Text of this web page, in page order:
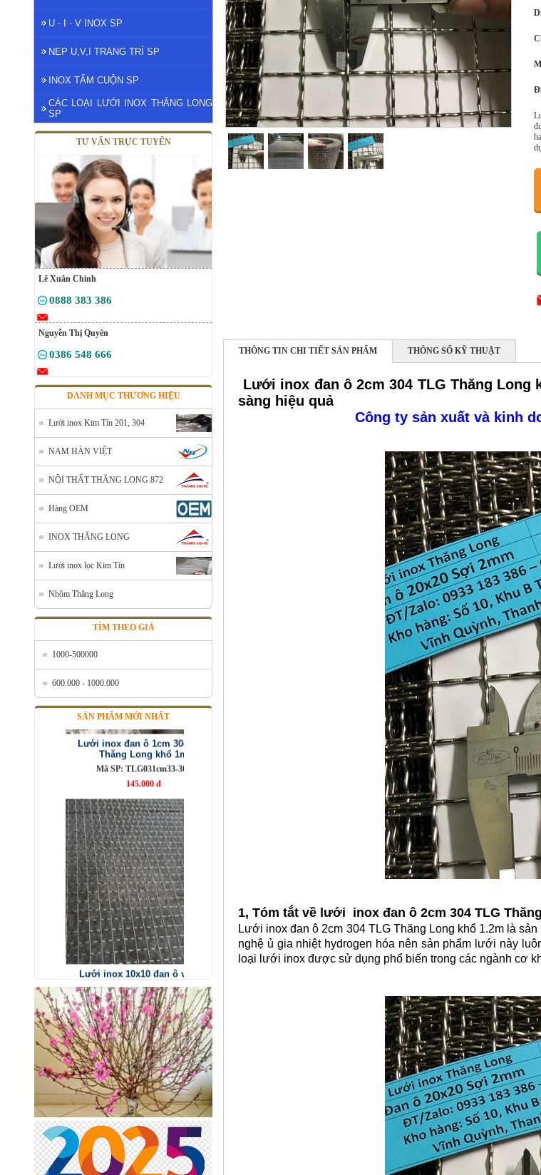
U - I - V INOX SP
NẸP U,V,I TRANG TRÍ SP
INOX TẤM CUỘN SP
CÁC LOẠI LƯỚI INOX THĂNG LONG
SP
TƯ VẤN TRỰC TUYẾN
Lê Xuân Chinh
0888 383 386
Nguyễn Thị Quyên
0386 548 666
DANH MỤC THƯƠNG HIỆU
Lưới inox Kim Tín 201, 304
NAM HÀN VIỆT
NỘI THẤT THĂNG LONG 872
Hàng OEM
INOX THĂNG LONG
Lưới inox lọc Kim Tín
Nhôm Thăng Long
TÌM THEO GIÁ
1000-500000
600.000 - 1000.000
SẢN PHẨM MỚI NHẤT
Lưới đỡ cách nhiệt inox 304
Mã SP: Linoxchongnong1010304
Lưới inox đan ô 1cm 304 TLG
Thăng Long khổ 1m
Mã SP: TLG031cm33-304
145.000 đ
Lưới inox 10x10 đan ô vuông
Thăng Long
Mã SP: linox1010dvsp
Call
Nhôm tấm phẳng
THÔNG TIN CHI TIẾT SẢN PHẨM THÔNG SỐ KỸ THUẬT
Lưới inox đan ô 2cm 304 TLG Thăng
sàng hiệu quả
Công ty sản xuất và kinh
1, Tóm tắt về lưới inox đan ô 2cm 304 TLG
Lưới inox đan ô 2cm 304 TLG Thăng Long khổ 1.2m là
nghệ ủ gia nhiệt hydrogen hóa nên sản phẩm lưới này
loại lưới inox được sử dụng phổ biến trong các ngành cơ